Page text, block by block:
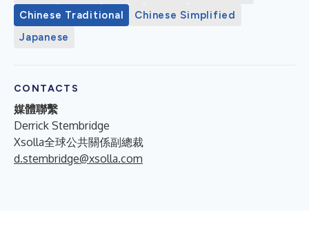
Chinese Traditional
Chinese Simplified
Japanese
CONTACTS
媒體聯繫
Derrick Stembridge
Xsolla全球公共關係副總裁
d.stembridge@xsolla.com